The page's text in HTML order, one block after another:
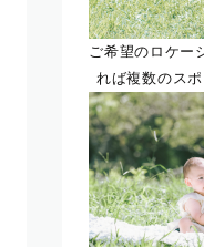
ご希望のロケー
れば複数のス